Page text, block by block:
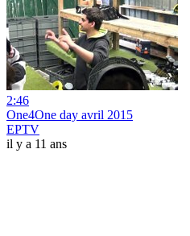
2:46
One4One day avril 2015
EPTV
il y a 11 ans